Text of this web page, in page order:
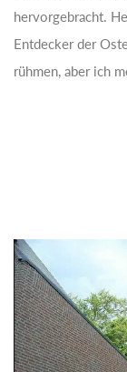
hervorgebracht.
Entdecker der
rühmen, aber ich